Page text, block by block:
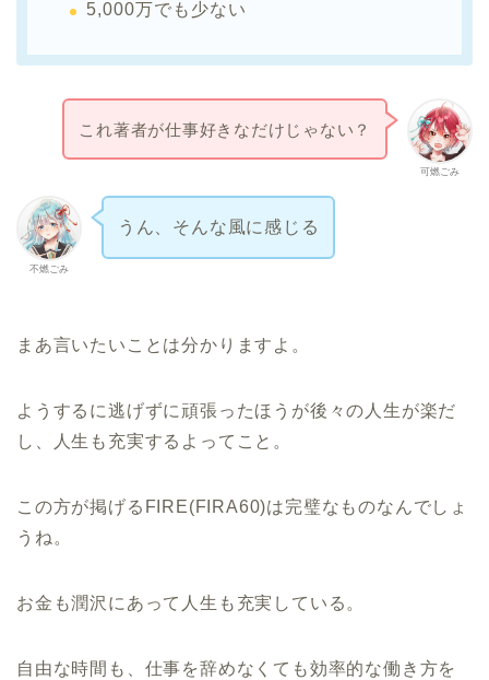
5,000万でも少ない
可燃ごみ
これ著者が仕事好きなだけじゃない？
不燃ごみ
うん、そんな風に感じる
まあ言いたいことは分かりますよ。
ようするに逃げずに頑張ったほうが後々の人生が楽だ
し、人生も充実するよってこと。
この方が掲げるFIRE(FIRA60)は完璧なものなんでしょ
うね。
お金も潤沢にあって人生も充実している。
自由な時間も、仕事を辞めなくても効率的な働き方を